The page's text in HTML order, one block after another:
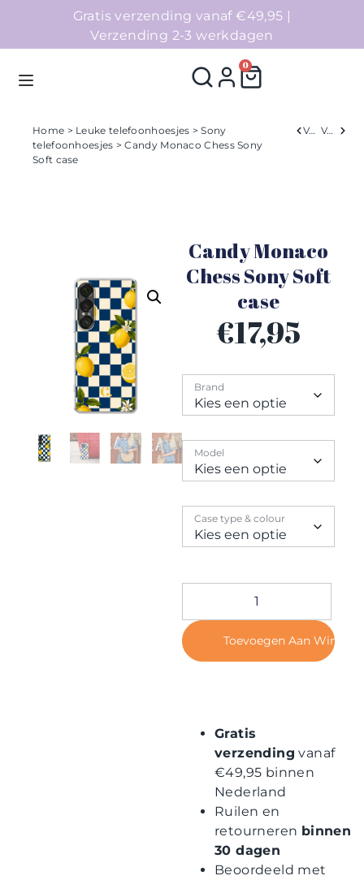
Gratis verzending vanaf €49,95 |
Verzending 2-3 werkdagen
0
Homepage
Collecties
Home > Leuke telefoonhoesjes >Sony
telefoonhoesjes > Candy Monaco Chess Sony
Soft case
Verleden Volgend
Candy Monaco
Chess Sony Soft
case
€17,95
Brand
Model
Case type & colour
Toevoegen Aan
Gratis
verzending vanaf
€49,95 binnen
Nederland
Ruilen en
retourneren binnen
30 dagen
Beoordeeld met